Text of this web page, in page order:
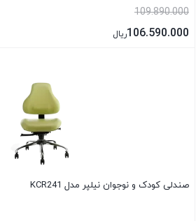
109.890.000
106.590.000ریال
صندلی کودک و نوجوان نیلپر مدل KCR241